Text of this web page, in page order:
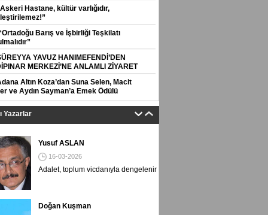
Hastane, kültür varlığıdır,
Barış ve İşbirliği Teşkilatı
YAVUZ HANIMEFENDİ’DEN
MERKEZİ’NE ANLAMLI ZİYARET
Altın Koza’dan Suna Selen, Macit
ve Aydın Sayman’a Emek Ödülü
Yazarlar
Yusuf ASLAN
16-03-2026
Adalet, toplum vicdanıyla dengelenir
Doğan Kuşman